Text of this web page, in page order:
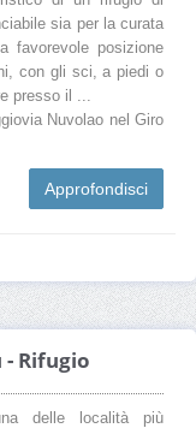
sia per la curata
favorevole posizione
con gli sci, a piedi o
presso il ...
Nuvolao nel Giro
Approfondisci
- Rifugio
delle località più